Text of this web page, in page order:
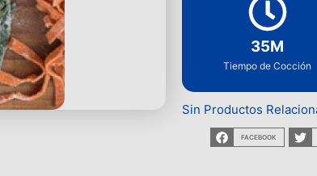
35M
Tiempo de Cocción
Sin Productos
FACEBOOK